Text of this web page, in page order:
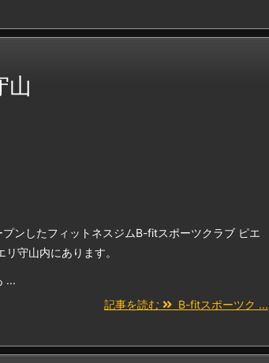
山
ンしたフィットネスジムB-fitスポーツクラブ ピエ
守山内にあります。
...
記事を読む
B-fitスポーツク ...